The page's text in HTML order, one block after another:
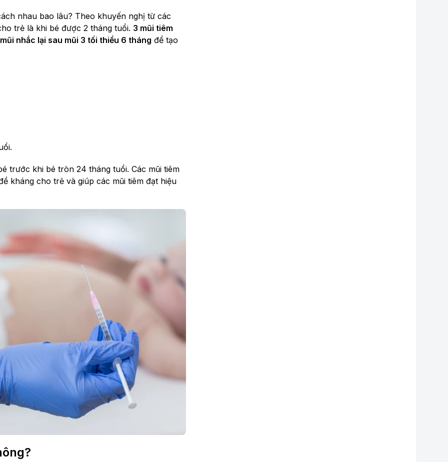
nhau bao lâu? Theo khuyến nghị từ các
trẻ là khi bé được 2 tháng tuổi. 3 mũi tiêm
nhắc lại sau mũi 3 tối thiểu 6 tháng để tạo
trước khi bé tròn 24 tháng tuổi. Các mũi tiêm
kháng cho trẻ và giúp các mũi tiêm đạt hiệu